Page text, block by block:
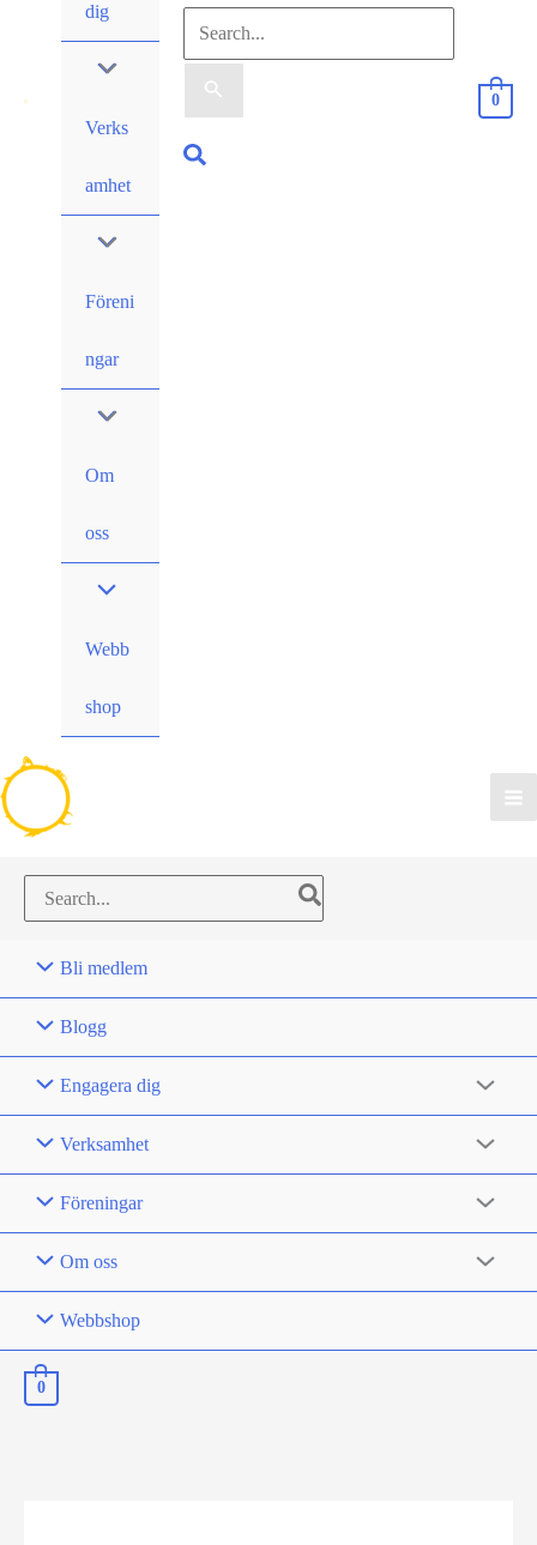
dig
Verks
amhet
Föreni
ngar
Om
oss
Webb
shop
Sök
efter:
Sök
0
Search
for:
Bli medlem
Blogg
Engagera dig
Verksamhet
Föreningar
Om oss
Webbshop
0